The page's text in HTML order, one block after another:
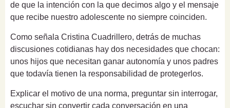
de que la intención con la que decimos algo y el mensaje
que recibe nuestro adolescente no siempre coinciden.
Como señala Cristina Cuadrillero, detrás de muchas
discusiones cotidianas hay dos necesidades que chocan:
unos hijos que necesitan ganar autonomía y unos padres
que todavía tienen la responsabilidad de protegerlos.
Explicar el motivo de una norma, preguntar sin interrogar,
escuchar sin convertir cada conversación en una